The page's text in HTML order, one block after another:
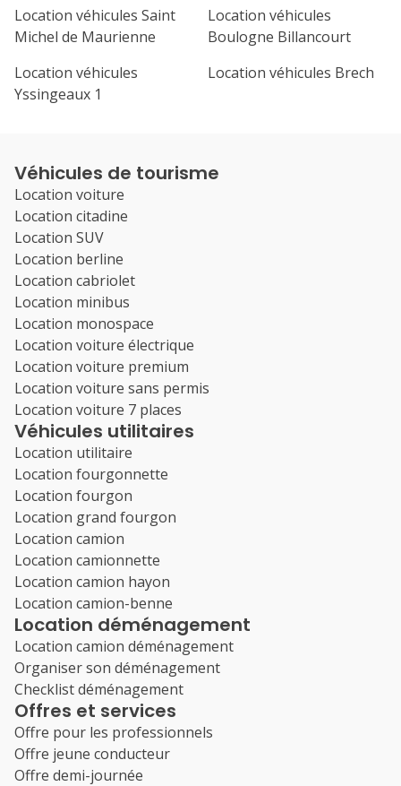
Location véhicules Saint
Michel de Maurienne
Location véhicules
Boulogne Billancourt
Location véhicules
Yssingeaux 1
Location véhicules Brech
Véhicules de tourisme
Location voiture
Location citadine
Location SUV
Location berline
Location cabriolet
Location minibus
Location monospace
Location voiture électrique
Location voiture premium
Location voiture sans permis
Location voiture 7 places
Véhicules utilitaires
Location utilitaire
Location fourgonnette
Location fourgon
Location grand fourgon
Location camion
Location camionnette
Location camion hayon
Location camion-benne
Location déménagement
Location camion déménagement
Organiser son déménagement
Checklist déménagement
Offres et services
Offre pour les professionnels
Offre jeune conducteur
Offre demi-journée